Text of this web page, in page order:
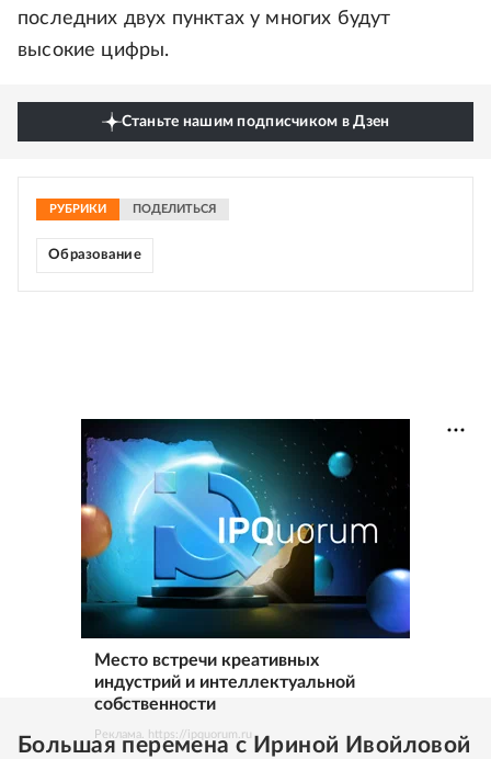
последних двух пунктах у многих будут
высокие цифры.
Станьте нашим подписчиком в Дзен
РУБРИКИ ПОДЕЛИТЬСЯ
Образование
Место встречи креативных
индустрий и интеллектуальной
собственности
Реклама. https://ipquorum.ru
Большая перемена с Ириной Ивойловой